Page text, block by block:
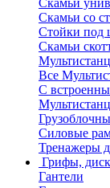
Скамьи
Скамьи со
Стойки под
Скамьи
Все
С
Силовые
Тренажеры
Грифы,
Гантели